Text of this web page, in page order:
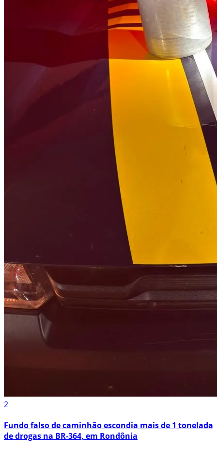
2
Fundo falso de caminhão escondia mais de 1 tonelada
de drogas na BR-364, em Rondônia